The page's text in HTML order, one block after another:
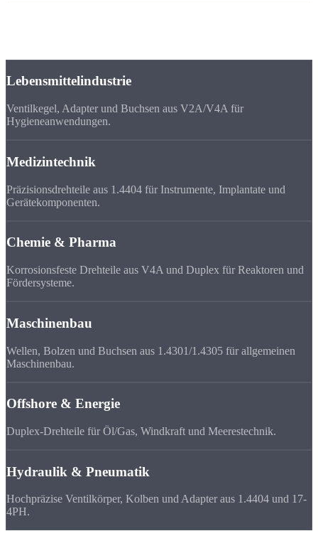
Lebensmittelindustrie
Ventilkegel, Adapter und Buchsen aus V2A/V4A für
Hygieneanwendungen.
Medizintechnik
Präzisionsdrehteile aus 1.4404 für Instrumente, Implantate und
Gerätekomponenten.
Chemie & Pharma
Korrosionsfeste Drehteile aus V4A und Duplex für Reaktoren und
Fördersysteme.
Maschinenbau
Wellen, Bolzen und Buchsen aus 1.4301/1.4305 für allgemeinen
Maschinenbau.
Offshore & Energie
Duplex-Drehteile für Öl/Gas, Windkraft und Meerestechnik.
Hydraulik & Pneumatik
Hochpräzise Ventilkörper, Kolben und Adapter aus 1.4404 und 17-
4PH.